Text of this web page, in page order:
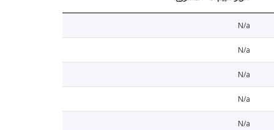
N/a
N/a
N/a
N/a
N/a